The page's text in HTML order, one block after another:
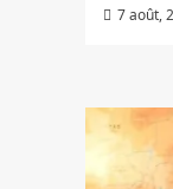
7 août,